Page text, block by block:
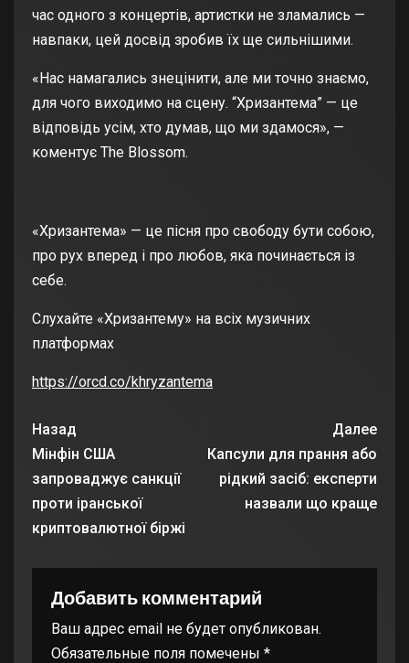
час одного з концертів, артистки не зламались —
навпаки, цей досвід зробив їх ще сильнішими.
«Нас намагались знецінити, але ми точно знаємо,
для чого виходимо на сцену. “Хризантема” — це
відповідь усім, хто думав, що ми здамося», —
коментує The Blossom.
«Хризантема» — це пісня про свободу бути собою,
про рух вперед і про любов, яка починається із
себе.
Слухайте «Хризантему» на всіх музичних
платформах
https://orcd.co/khryzantema
Назад
Мінфін США
запроваджує санкції
проти іранської
криптовалютної біржі
Далее
Капсули для прання або
рідкий засіб: експерти
назвали що краще
Добавить комментарий
Ваш адрес email не будет опубликован.
Обязательные поля помечены *